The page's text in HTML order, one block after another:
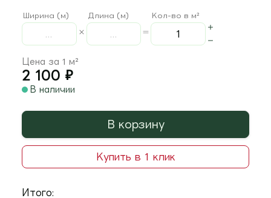
Ширина (м) Длина (м) Кол-во в м²
Цена за 1 м²
2 100 ₽
В наличии
В корзину
Купить в 1 клик
Итого: